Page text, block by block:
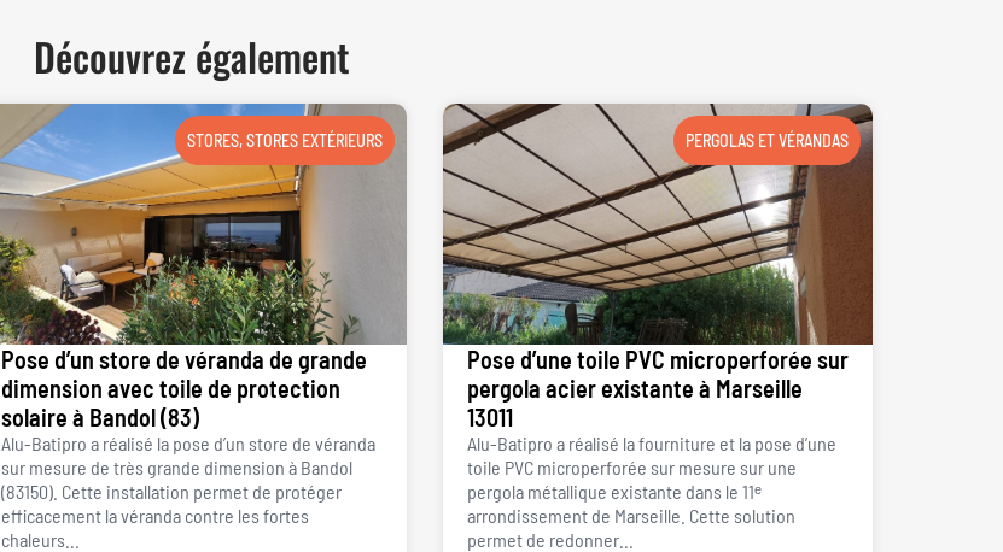
Découvrez également
STORES,STORES EXTÉRIEURS
Pose d’un store de véranda de grande
dimension avec toile de protection
solaire à Bandol (83)
Alu-Batipro a réalisé la pose d’un store de véranda
sur mesure de très grande dimension à Bandol
(83150). Cette installation permet de protéger
efficacement la véranda contre les fortes
chaleurs...
PERGOLAS ET VÉRANDAS
Pose d’une toile PVC microperforée sur
pergola acier existante à Marseille
13011
Alu-Batipro a réalisé la fourniture et la pose d’une
toile PVC microperforée sur mesure sur une
pergola métallique existante dans le 11ᵉ
arrondissement de Marseille. Cette solution
permet de redonner...